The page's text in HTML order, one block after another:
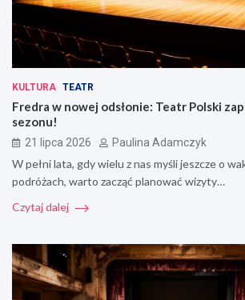
KULTURA TEATR
Fredra w nowej odsłonie: Teatr Polski
sezonu!
21 lipca 2026 Paulina Adamczyk
W pełni lata, gdy wielu z nas myśli jeszcze o
podróżach, warto zacząć planować wizyty…
Czytaj dalej